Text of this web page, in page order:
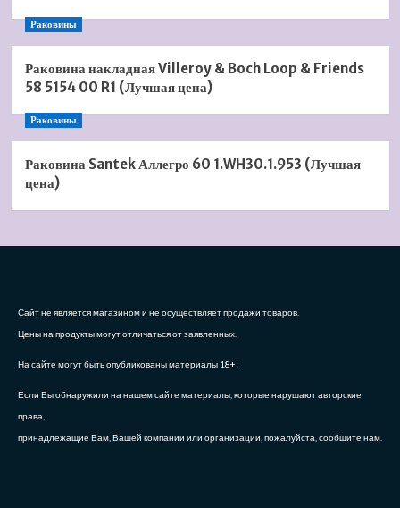
Раковины
Раковина накладная Villeroy & Boch Loop & Friends
58 5154 00 R1 (Лучшая цена)
Раковины
Раковина Santek Аллегро 60 1.WH30.1.953 (Лучшая
цена)
Сайт не является магазином и не осуществляет продажи товаров.
Цены на продукты могут отличаться от заявленных.
На сайте могут быть опубликованы материалы 18+!
Если Вы обнаружили на нашем сайте материалы, которые нарушают авторские
права,
принадлежащие Вам, Вашей компании или организации, пожалуйста, сообщите нам.